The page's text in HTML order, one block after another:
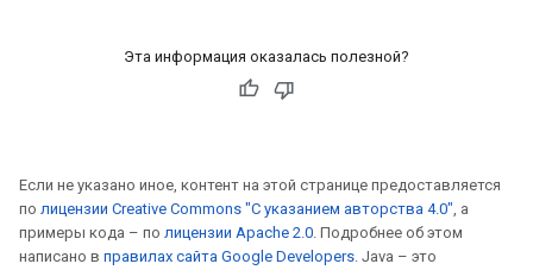
Эта информация оказалась полезной?
Если не указано иное, контент на этой странице предоставляется
по лицензии Creative Commons "С указанием авторства 4.0", а
примеры кода – по лицензии Apache 2.0. Подробнее об этом
написано в правилах сайта Google Developers. Java – это